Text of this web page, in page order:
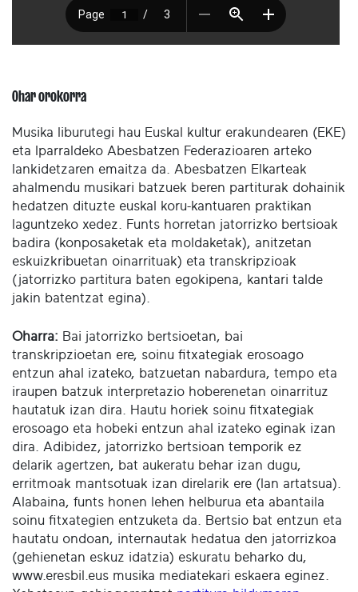
Ohar orokorra
Musika liburutegi hau Euskal kultur erakundearen (EKE)
eta Iparraldeko Abesbatzen Federazioaren arteko
lankidetzaren emaitza da. Abesbatzen Elkarteak
ahalmendu musikari batzuek beren partiturak dohainik
hedatzen dituzte euskal koru-kantuaren praktikan
laguntzeko xedez. Funts horretan jatorrizko bertsioak
badira (konposaketak eta moldaketak), anitzetan
eskuizkribuetan oinarrituak) eta transkripzioak
(jatorrizko partitura baten egokipena, kantari talde
jakin batentzat egina).
Oharra: Bai jatorrizko bertsioetan, bai
transkripzioetan ere, soinu fitxategiak erosoago
entzun ahal izateko, batzuetan nabardura, tempo eta
iraupen batzuk interpretazio hoberenetan oinarrituz
hautatuk izan dira. Hautu horiek soinu fitxategiak
erosoago eta hobeki entzun ahal izateko eginak izan
dira. Adibidez, jatorrizko bertsioan temporik ez
delarik agertzen, bat aukeratu behar izan dugu,
erritmoak mantsotuak izan direlarik ere (lan artatsua).
Alabaina, funts honen lehen helburua eta abantaila
soinu fitxategien entzuketa da. Bertsio bat entzun eta
hautatu ondoan, internautak hedatua den jatorrizkoa
(gehienetan eskuz idatzia) eskuratu beharko du,
www.eresbil.eus musika mediatekari eskaera eginez.